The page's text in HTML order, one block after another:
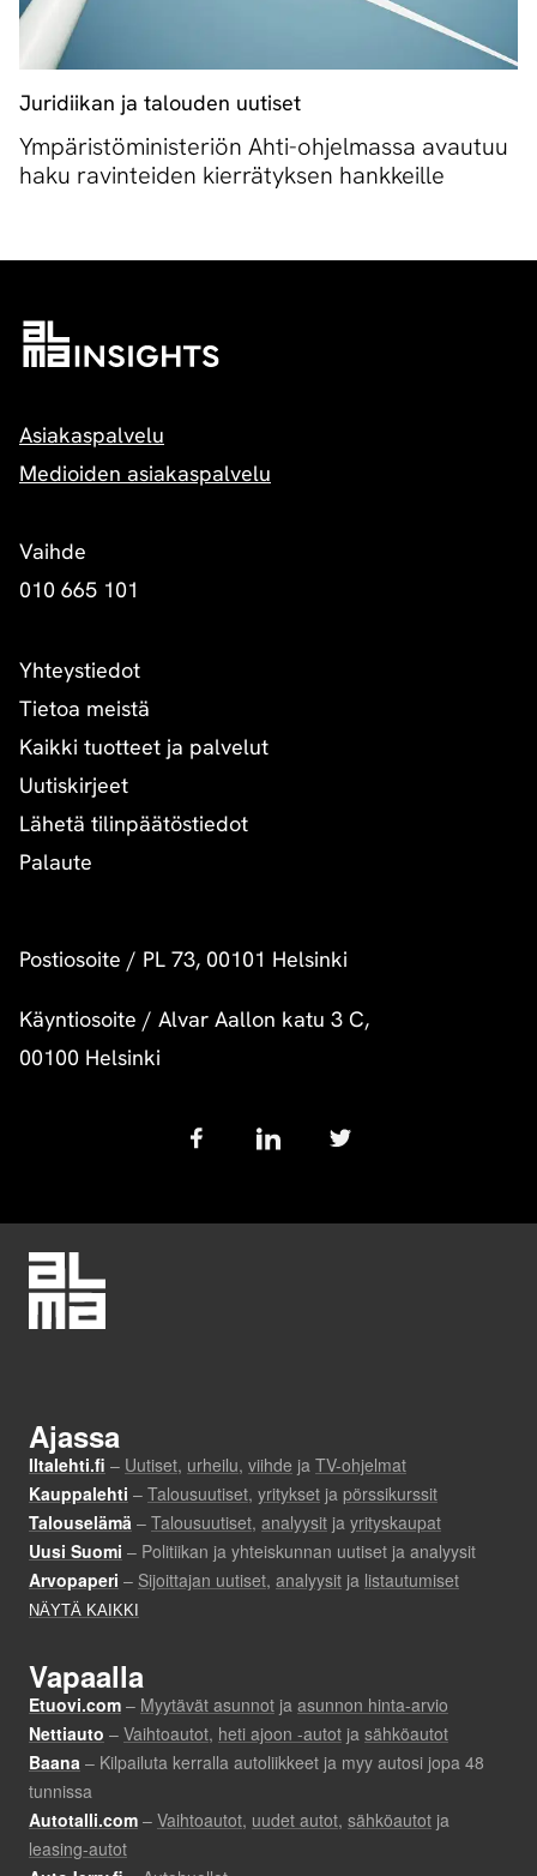
Juridiikan ja talouden uutiset
Ympäristöministeriön Ahti-ohjelmassa avautuu
haku ravinteiden kierrätyksen hankkeille
Asiakaspalvelu
Medioiden asiakaspalvelu
Vaihde
010 665 101
Yhteystiedot
Tietoa meistä
Kaikki tuotteet ja palvelut
Uutiskirjeet
Lähetä tilinpäätöstiedot
Palaute
Postiosoite / PL 73, 00101 Helsinki
Käyntiosoite / Alvar Aallon katu 3 C,
00100 Helsinki